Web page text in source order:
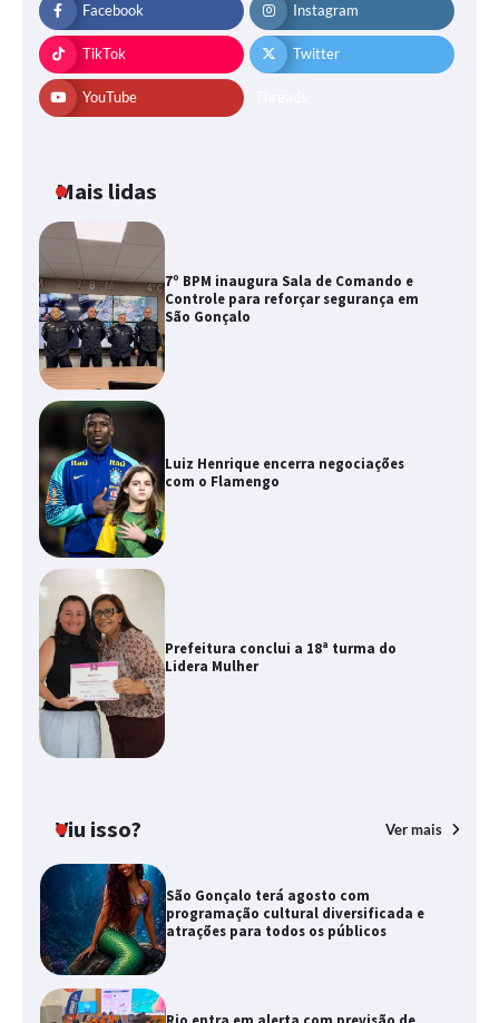
Facebook Instagram
TikTok Twitter
YouTube
Mais lidas
7º BPM inaugura Sala de Comando e
Controle para reforçar segurança em
São Gonçalo
Luiz Henrique encerra negociações
com o Flamengo
Prefeitura conclui a 18ª turma do
Lidera Mulher
Viu isso? Ver mais
São Gonçalo terá agosto com
programação cultural diversificada e
atrações para todos os públicos